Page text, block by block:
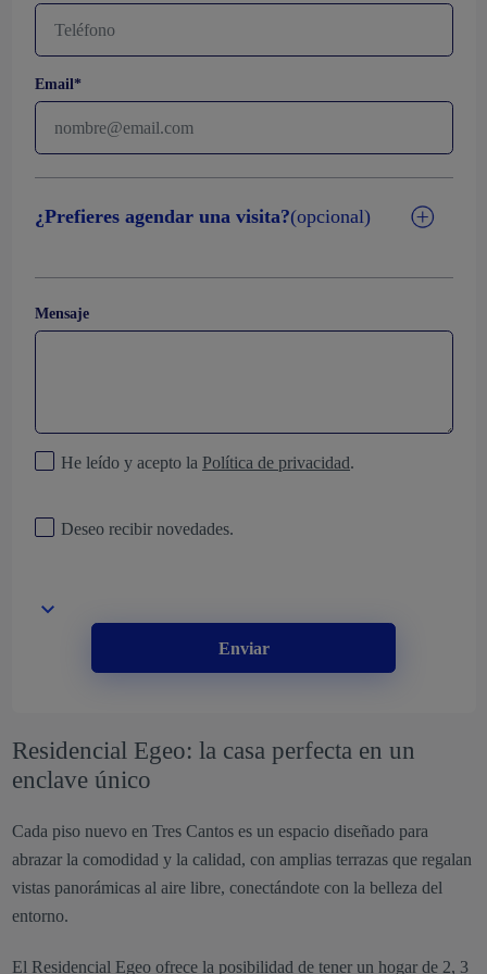
Email*
¿Prefieres agendar una visita?(opcional)
Mensaje
He leído y acepto la Política de privacidad.
Deseo recibir novedades.
Enviar
Residencial Egeo: la casa perfecta en un
enclave único
Cada piso nuevo en Tres Cantos es un espacio diseñado para
abrazar la comodidad y la calidad, con amplias terrazas que regalan
vistas panorámicas al aire libre, conectándote con la belleza del
entorno.
El Residencial Egeoofrece la posibilidad de tener un hogar de 2, 3